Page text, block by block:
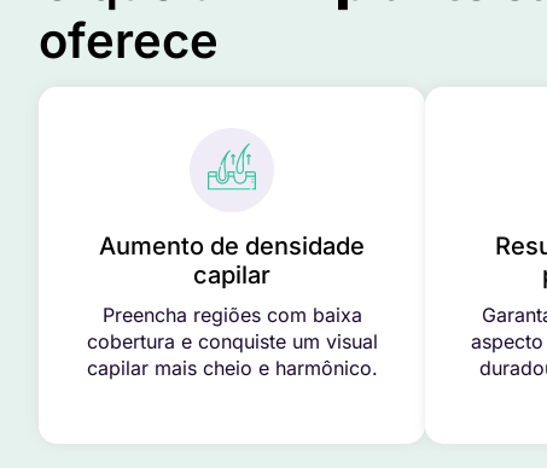
oferece
Aumento de densidade
capilar
Preencha regiões com baixa
cobertura e conquiste um visual
capilar mais cheio e harmônico.